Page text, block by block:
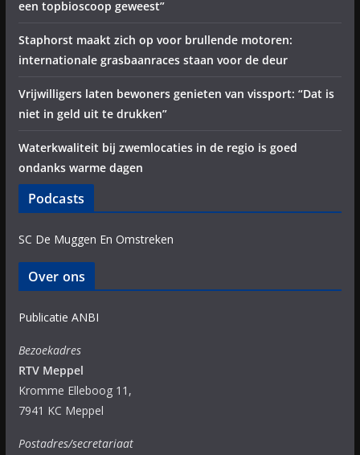
een topbioscoop geweest”
Staphorst maakt zich op voor brullende motoren:
internationale grasbaanraces staan voor de deur
Vrijwilligers laten bewoners genieten van vissport: “Dat is
niet in geld uit te drukken”
Waterkwaliteit bij zwemlocaties in de regio is goed
ondanks warme dagen
Podcasts
SC De Muggen En Omstreken
Over ons
Publicatie ANBI
Bezoekadres
RTV Meppel
Kromme Elleboog 11,
7941 KC Meppel
Postadres/secretariaat